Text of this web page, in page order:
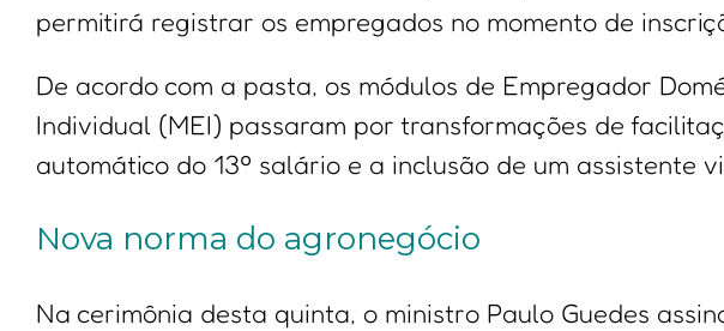
permitirá registrar os empregados no momento de
De acordo com a pasta, os módulos de Empregador
Individual (MEI) passaram por transformações de
automático do 13º salário e a inclusão de um assistente
Nova norma do agronegócio
Na cerimônia desta quinta, o ministro Paulo Guedes